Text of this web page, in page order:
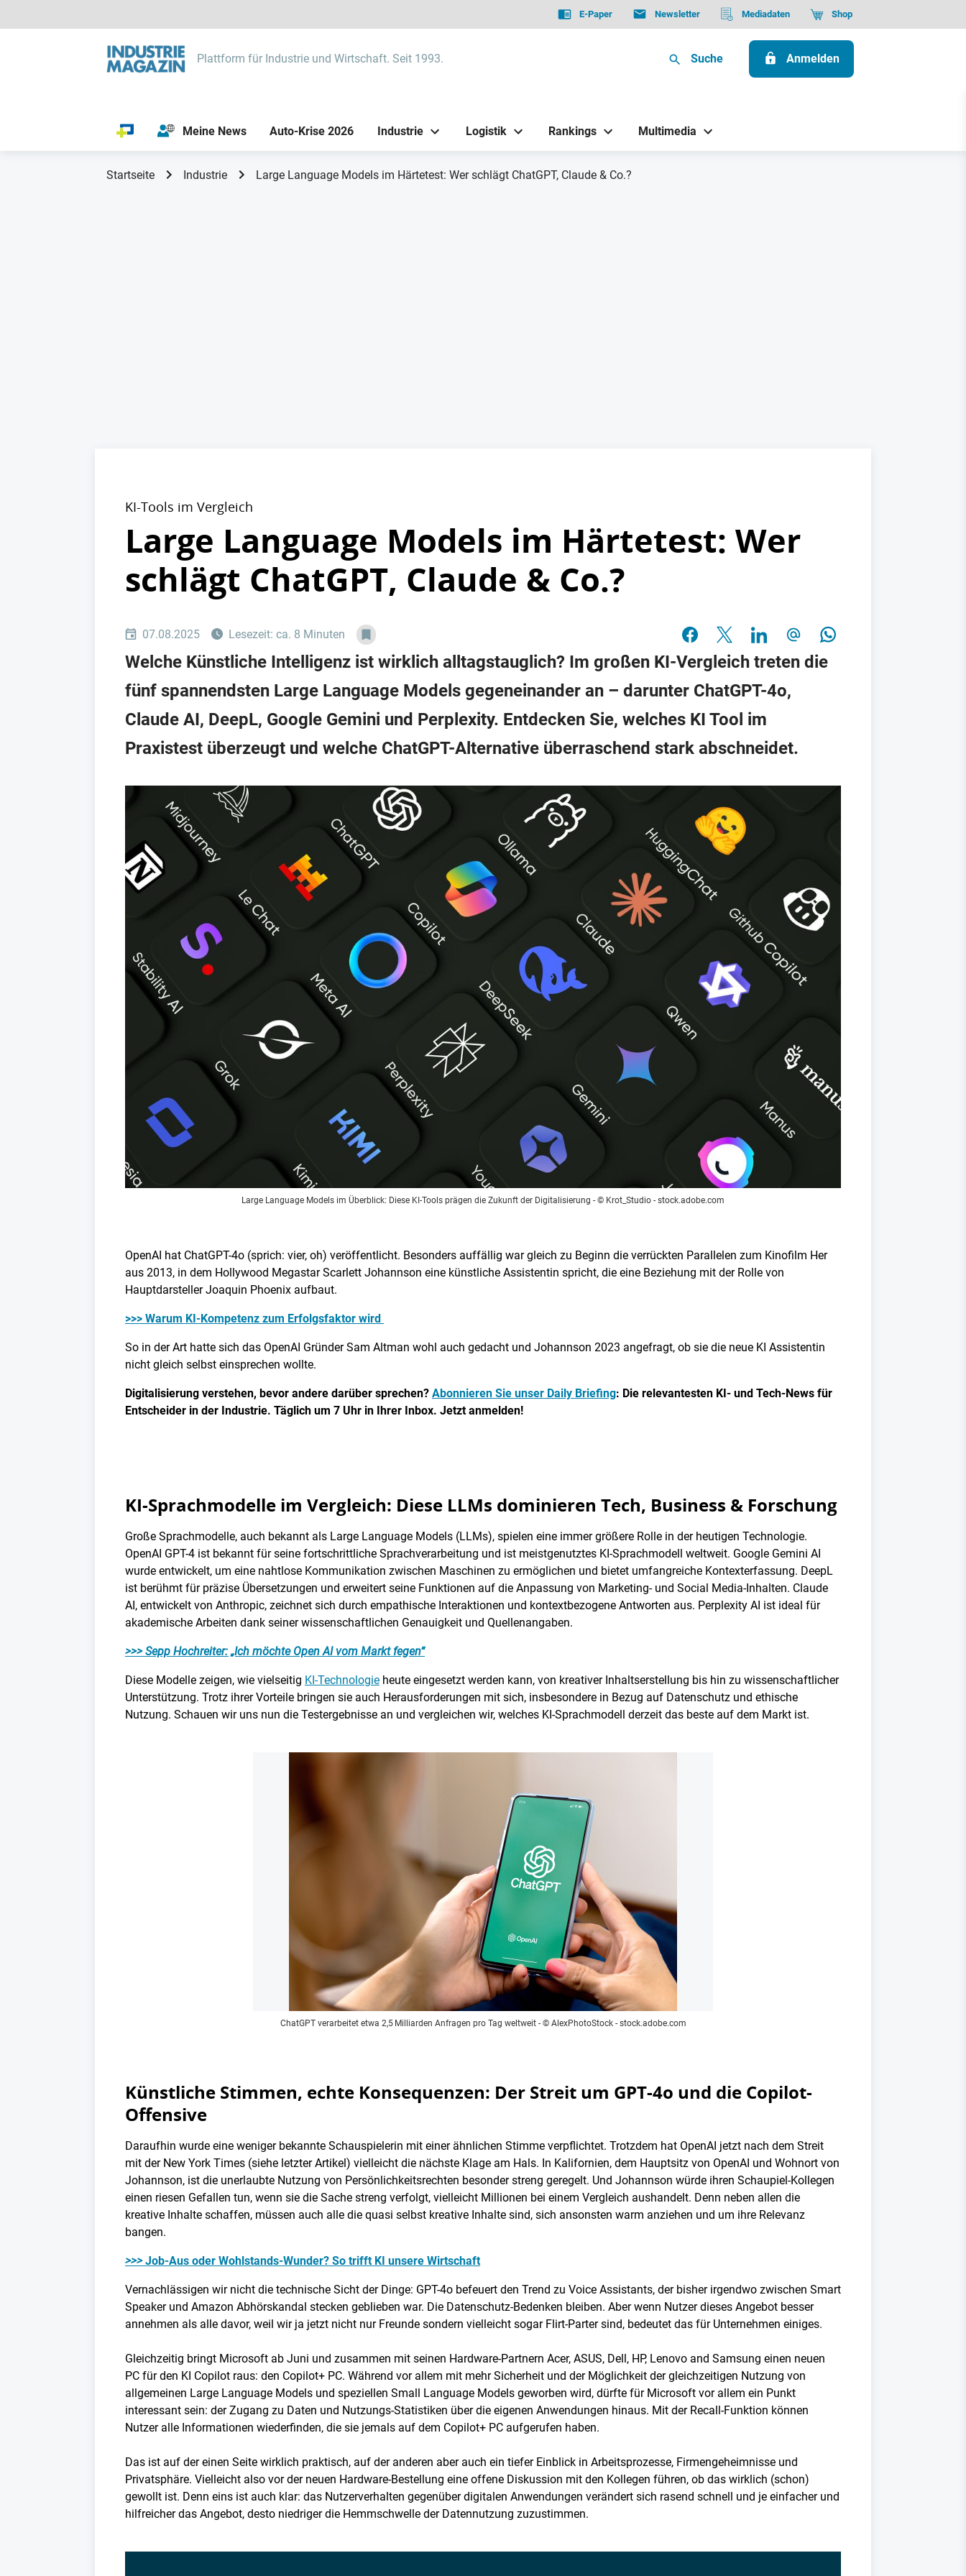
E-Paper Newsletter Mediadaten Shop
Plattform für Industrie und Wirtschaft. Seit 1993. Suche Anmelden
Meine News Auto-Krise 2026 Industrie Logistik Rankings Multimedia
Startseite Industrie Large Language Models im Härtetest: Wer schlägt ChatGPT, Claude & Co.?
KI-Tools im Vergleich
Large Language Models im Härtetest: Wer
schlägt ChatGPT, Claude & Co.?
07.08.2025 Lesezeit: ca. 8 Minuten
Welche Künstliche Intelligenz ist wirklich alltagstauglich? Im großen KI-Vergleich treten die
fünf spannendsten Large Language Models gegeneinander an – darunter ChatGPT-4o,
Claude AI, DeepL, Google Gemini und Perplexity. Entdecken Sie, welches KI Tool im
Praxistest überzeugt und welche ChatGPT-Alternative überraschend stark abschneidet.
Large Language Models im Überblick: Diese KI-Tools prägen die Zukunft der Digitalisierung - © Krot_Studio - stock.adobe.com
OpenAI hat ChatGPT-4o (sprich: vier, oh) veröffentlicht. Besonders auffällig war gleich zu Beginn die verrückten Parallelen zum Kinofilm Her
aus 2013, in dem Hollywood Megastar Scarlett Johannson eine künstliche Assistentin spricht, die eine Beziehung mit der Rolle von
Hauptdarsteller Joaquin Phoenix aufbaut.
>>> Warum KI-Kompetenz zum Erfolgsfaktor wird
So in der Art hatte sich das OpenAI Gründer Sam Altman wohl auch gedacht und Johannson 2023 angefragt, ob sie die neue KI Assistentin
nicht gleich selbst einsprechen wollte.
Digitalisierung verstehen, bevor andere darüber sprechen? Abonnieren Sie unser Daily Briefing: Die relevantesten KI- und Tech-News für
Entscheider in der Industrie. Täglich um 7 Uhr in Ihrer Inbox. Jetzt anmelden!
KI-Sprachmodelle im Vergleich: Diese LLMs dominieren Tech, Business & Forschung
Große Sprachmodelle, auch bekannt als Large Language Models (LLMs), spielen eine immer größere Rolle in der heutigen Technologie.
OpenAI GPT-4 ist bekannt für seine fortschrittliche Sprachverarbeitung und ist meistgenutztes KI-Sprachmodell weltweit. Google Gemini AI
wurde entwickelt, um eine nahtlose Kommunikation zwischen Maschinen zu ermöglichen und bietet umfangreiche Kontexterfassung. DeepL
ist berühmt für präzise Übersetzungen und erweitert seine Funktionen auf die Anpassung von Marketing- und Social Media-Inhalten. Claude
AI, entwickelt von Anthropic, zeichnet sich durch empathische Interaktionen und kontextbezogene Antworten aus. Perplexity AI ist ideal für
akademische Arbeiten dank seiner wissenschaftlichen Genauigkeit und Quellenangaben.
>>> Sepp Hochreiter: „Ich möchte Open AI vom Markt fegen“
Diese Modelle zeigen, wie vielseitig KI-Technologie heute eingesetzt werden kann, von kreativer Inhaltserstellung bis hin zu wissenschaftlicher
Unterstützung. Trotz ihrer Vorteile bringen sie auch Herausforderungen mit sich, insbesondere in Bezug auf Datenschutz und ethische
Nutzung. Schauen wir uns nun die Testergebnisse an und vergleichen wir, welches KI-Sprachmodell derzeit das beste auf dem Markt ist.
ChatGPT verarbeitet etwa 2,5 Milliarden Anfragen pro Tag weltweit- © AlexPhotoStock - stock.adobe.com
Künstliche Stimmen, echte Konsequenzen: Der Streit um GPT-4o und die Copilot-
Offensive
Daraufhin wurde eine weniger bekannte Schauspielerin mit einer ähnlichen Stimme verpflichtet. Trotzdem hat OpenAI jetzt nach dem Streit
mit der New York Times (siehe letzter Artikel) vielleicht die nächste Klage am Hals. In Kalifornien, dem Hauptsitz von OpenAI und Wohnort von
Johannson, ist die unerlaubte Nutzung von Persönlichkeitsrechten besonder streng geregelt. Und Johannson würde ihren Schaupiel-Kollegen
einen riesen Gefallen tun, wenn sie die Sache streng verfolgt, vielleicht Millionen bei einem Vergleich aushandelt. Denn neben allen die
kreative Inhalte schaffen, müssen auch alle die quasi selbst kreative Inhalte sind, sich ansonsten warm anziehen und um ihre Relevanz
bangen.
>>>Job-Aus oder Wohlstands-Wunder? So trifft KI unsere Wirtschaft
Vernachlässigen wir nicht die technische Sicht der Dinge: GPT-4o befeuert den Trend zu Voice Assistants, der bisher irgendwo zwischen Smart
Speaker und Amazon Abhörskandal stecken geblieben war. Die Datenschutz-Bedenken bleiben. Aber wenn Nutzer dieses Angebot besser
annehmen als alle davor, weil wir ja jetzt nicht nur Freunde sondern vielleicht sogar Flirt-Parter sind, bedeutet das für Unternehmen einiges.
Gleichzeitig bringt Microsoft ab Juni und zusammen mit seinen Hardware-Partnern Acer, ASUS, Dell, HP, Lenovo and Samsung einen neuen
PC für den KI Copilot raus: den Copilot+ PC. Während vor allem mit mehr Sicherheit und der Möglichkeit der gleichzeitigen Nutzung von
allgemeinen Large Language Models und speziellen Small Language Models geworben wird, dürfte für Microsoft vor allem ein Punkt
interessant sein: der Zugang zu Daten und Nutzungs-Statistiken über die eigenen Anwendungen hinaus. Mit der Recall-Funktion können
Nutzer alle Informationen wiederfinden, die sie jemals auf dem Copilot+ PC aufgerufen haben.
Das ist auf der einen Seite wirklich praktisch, auf der anderen aber auch ein tiefer Einblick in Arbeitsprozesse, Firmengeheimnisse und
Privatsphäre. Vielleicht also vor der neuen Hardware-Bestellung eine offene Diskussion mit den Kollegen führen, ob das wirklich (schon)
gewollt ist. Denn eins ist auch klar: das Nutzerverhalten gegenüber digitalen Anwendungen verändert sich rasend schnell und je einfacher und
hilfreicher das Angebot, desto niedriger die Hemmschwelle der Datennutzung zuzustimmen.